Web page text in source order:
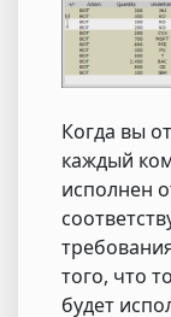
Когда вы
каждый
исполнен
того, что
будет